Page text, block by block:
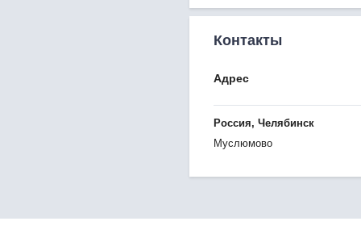
Контакты
Адрес
Россия, Челябинск
Муслюмово